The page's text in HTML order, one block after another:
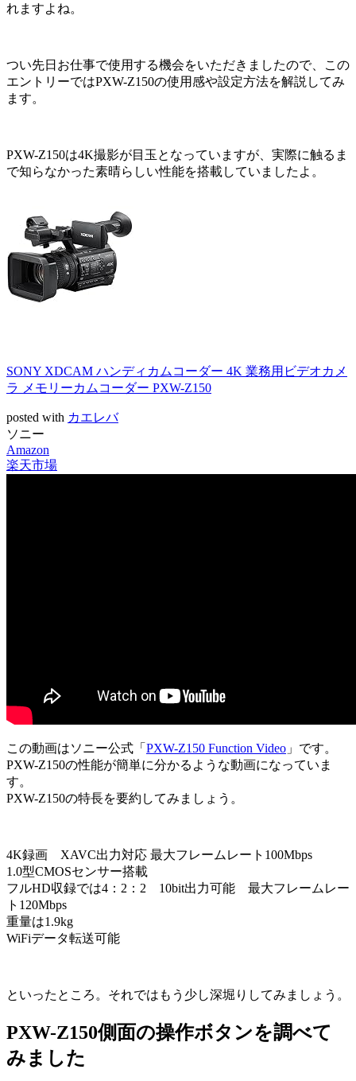
れますよね。
つい先日お仕事で使用する機会をいただきましたので、この
エントリーではPXW-Z150の使用感や設定方法を解説してみ
ます。
PXW-Z150は4K撮影が目玉となっていますが、実際に触るま
で知らなかった素晴らしい性能を搭載していましたよ。
SONY XDCAM ハンディカムコーダー 4K 業務用ビデオカメ
ラ メモリーカムコーダー PXW-Z150
posted with カエレバ
ソニー
Amazon
楽天市場
この動画はソニー公式「 PXW-Z150 Function Video 」です。
PXW-Z150の性能が簡単に分かるような動画になっていま
す。
PXW-Z150の特長を要約してみましょう。
4K録画 XAVC出力対応 最大フレームレート100Mbps
1.0型CMOSセンサー搭載
フルHD収録では4：2：2 10bit出力可能 最大フレームレー
ト120Mbps
重量は1.9kg
WiFiデータ転送可能
といったところ。それではもう少し深堀りしてみましょう。
PXW-Z150側面の操作ボタンを調べて
みました